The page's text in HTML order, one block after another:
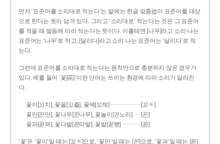
먼저 ‘표준어를 소리대로 적는다’는 말에는 한글 맞춤법이 표준어를 대상
으로 한다는 뜻이 담겨 있다. 그리고 ‘소리대로’ 적는다는 것은 그 표준어
를 적을 때 발음에 따라 적는다는 뜻이다. 이를테면 [나무]라고 소리 나는
표준어는 ‘나무’로 적고, [달리다]라고 소리 나는 표준어는 ‘달리다’로 적
는다.
그런데 표준어를 소리대로 적는다는 원칙만으로 충분하지 않은 경우가
있다. 예를 들어 ‘꽃[花]’이란 단어는 쓰이는 환경에 따라 소리가 달라진
다.
꽃이[꼬치], 꽃을[꼬츨], 꽃에[꼬체] …………… [꼬ㅊ]
꽃만[꼰만], 꽃나무[꼰나무], 꽃놀이[꼰노리] … [꼰]
꽃과[꼳꽈], 꽃다발[꼳따발], 꽃밭[꼳빧] ……… [꼳]
‘꽃’은 ‘꽃이’일 때는 [꼬ㅊ]으로, ‘꽃만’일 때는 [꼰]으로, ‘꽃과’일 때는 [꼳]